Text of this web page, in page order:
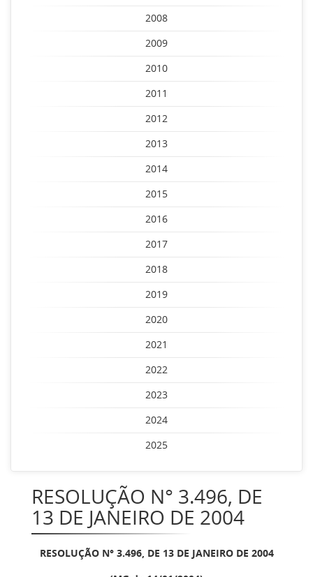
2008
2009
2010
2011
2012
2013
2014
2015
2016
2017
2018
2019
2020
2021
2022
2023
2024
2025
RESOLUÇÃO N° 3.496, DE
13 DE JANEIRO DE 2004
RESOLUÇÃO N° 3.496, DE 13 DE JANEIRO DE 2004